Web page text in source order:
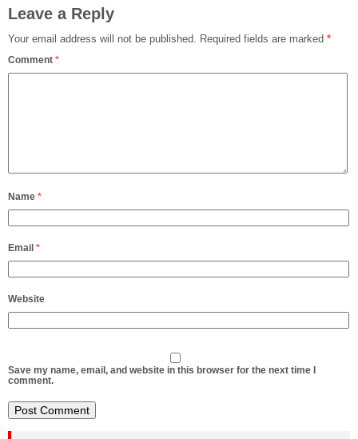
Leave a Reply
Your email address will not be published. Required fields are marked *
Comment *
Name *
Email *
Website
Save my name, email, and website in this browser for the next time I
comment.